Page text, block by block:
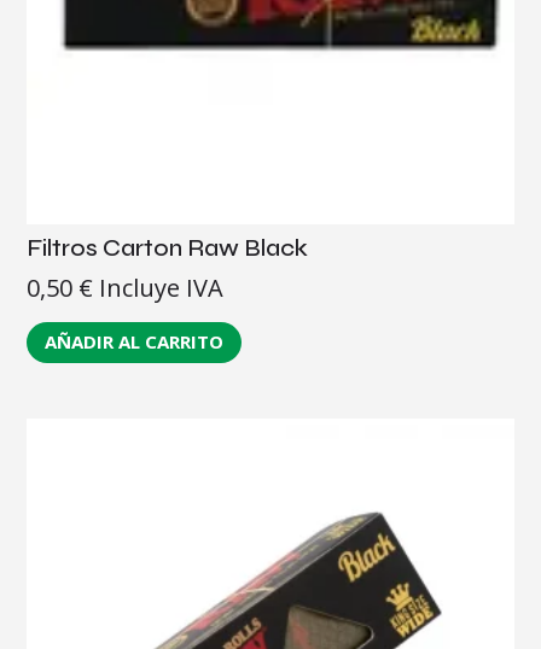
Filtros Carton Raw Black
0,50 € Incluye IVA
AÑADIR AL CARRITO